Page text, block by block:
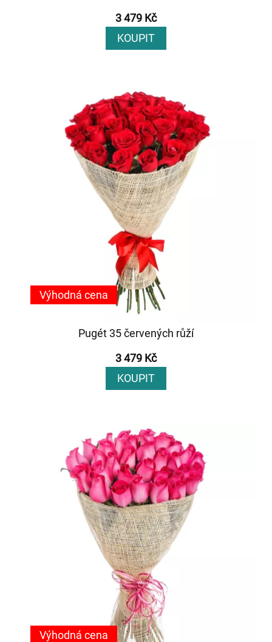
3 479 Kč
KOUPIT
Pugét 35 červených růží
3 479 Kč
KOUPIT
Výhodná cena
Výhodná cena